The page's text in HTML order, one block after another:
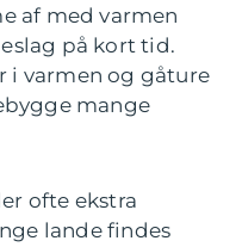
af med varmen
på kort tid.
i varmen og gåture
mange
ofte ekstra
lande findes